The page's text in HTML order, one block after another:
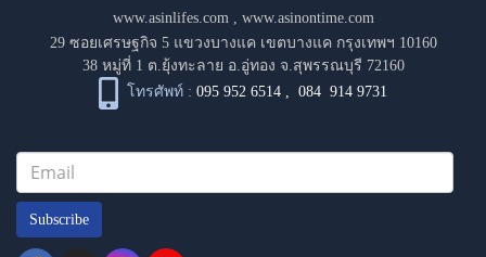
www.asinlifes.com, www.asinontime.com
29 ซอยเศรษฐกิจ 5 แขวงบางแค เขตบางแค กรุงเทพฯ 10160
38 หมู่ที่ 1 ต.ยุ้งทะลาย อ.อู่ทอง จ.สุพรรณบุรี 72160
โทรศัพท์ : 095 952 6514 ,084 914 9731
Subscribe